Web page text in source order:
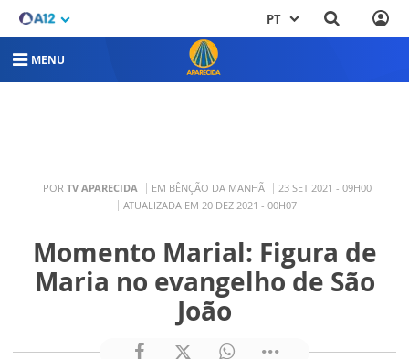
PT
MENU
POR TV APARECIDA EM BÊNÇÃO DA MANHÃ
23 SET 2021 - 09H00
ATUALIZADA EM 20 DEZ 2021 - 00H07
Momento Marial: Figura de
Maria no evangelho de São
João